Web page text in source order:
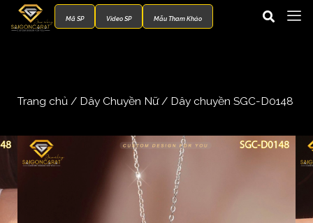
Mã SP Video SP Mẫu Tham Khảo
Trang chủ / Dây Chuyền Nữ/ Dây chuyền SGC-D0148